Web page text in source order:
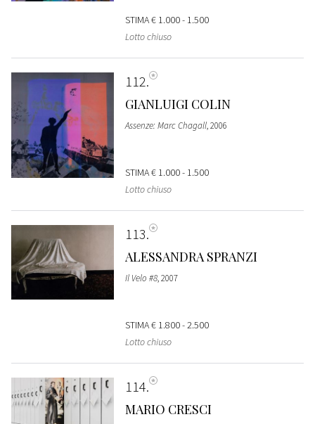
STIMA€ 1.000 - 1.500
Lotto chiuso
112
GIANLUIGI COLIN
Assenze: Marc Chagall, 2006
STIMA€ 1.000 - 1.500
Lotto chiuso
113
ALESSANDRA SPRANZI
Il Velo #8, 2007
STIMA€ 1.800 - 2.500
Lotto chiuso
114
MARIO CRESCI